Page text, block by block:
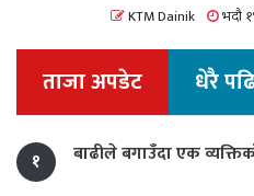
KTM Dainik भदौ
ताजा अपडेट धेरै
१ बाढीले बगाउँदा एक